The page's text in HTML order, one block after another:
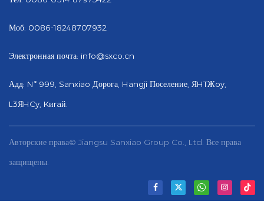
Моб: 0086-18248707932
Электронная почта: info@sxco.cn
Адд: N° 999, Sanxiao Дорога, Hangji Поселение, ЯHTЖoy,
L3ЯHCy, Kиraй.
Авторские права© Jiangsu Sanxiao Group Co., Ltd. Все права
защищены.